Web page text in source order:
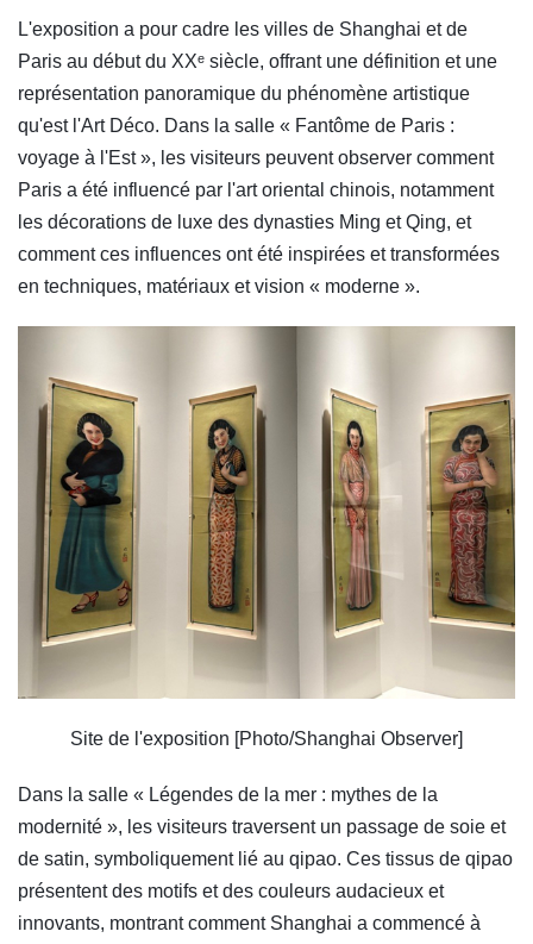
L'exposition a pour cadre les villes de Shanghai et de
Paris au début du XXᵉ siècle, offrant une définition et une
représentation panoramique du phénomène artistique
qu'est l'Art Déco. Dans la salle « Fantôme de Paris :
voyage à l'Est », les visiteurs peuvent observer comment
Paris a été influencé par l'art oriental chinois, notamment
les décorations de luxe des dynasties Ming et Qing, et
comment ces influences ont été inspirées et transformées
en techniques, matériaux et vision « moderne ».
Site de l'exposition [Photo/Shanghai Observer]
Dans la salle « Légendes de la mer : mythes de la
modernité », les visiteurs traversent un passage de soie et
de satin, symboliquement lié au qipao. Ces tissus de qipao
présentent des motifs et des couleurs audacieux et
innovants, montrant comment Shanghai a commencé à